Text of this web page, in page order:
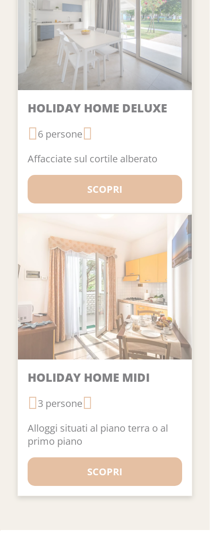
HOLIDAY HOME DELUXE
6 persone
Affacciate sul cortile alberato
SCOPRI
HOLIDAY HOME MIDI
3 persone
Alloggi situati al piano terra o al
primo piano
SCOPRI